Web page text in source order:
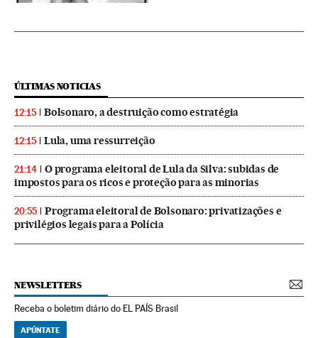
ÚLTIMAS NOTICIAS
12:15 Bolsonaro, a destruição como estratégia
12:15 Lula, uma ressurreição
21:14
O programa eleitoral de Lula da Silva: subidas de
impostos para os ricos e proteção para as minorias
20:55
Programa eleitoral de Bolsonaro: privatizações e
privilégios legais para a Polícia
NEWSLETTERS
Receba o boletim diário do EL PAÍS Brasil
APÚNTATE